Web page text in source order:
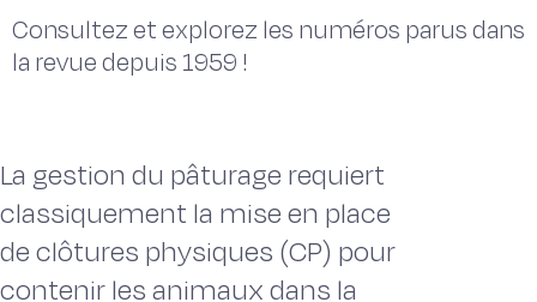
Consultez et explorez les numéros parus dans
la revue depuis 1959 !
La gestion du pâturage requiert
classiquement la mise en place
de clôtures physiques (CP) pour
contenir les animaux dans la